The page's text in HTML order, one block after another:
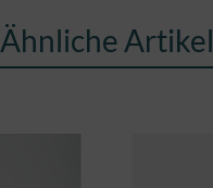
Ähnliche Artikel